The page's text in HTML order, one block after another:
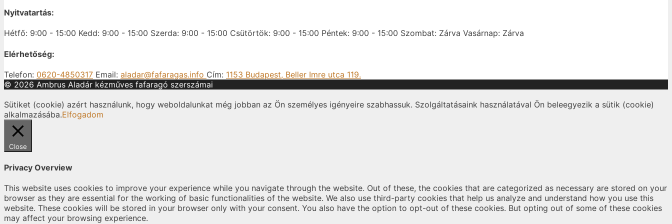
Nyitvatartás:
Hétfő: 9:00 - 15:00 Kedd: 9:00 - 15:00 Szerda: 9:00 - 15:00 Csütörtök: 9:00 - 15:00 Péntek: 9:00 - 15:00 Szombat: Zárva Vasárnap: Zárva
Elérhetőség:
Telefon: 0620-4850317 Email: aladar@fafaragas.info Cím: 1153 Budapest, Beller Imre utca 119.
© 2026 Ambrus Aladár kézműves fafaragó szerszámai
Sütiket (cookie) azért használunk, hogy weboldalunkat még jobban az Ön személyes igényeire szabhassuk. Szolgáltatásaink használatával Ön beleegyezik a sütik (cookie)
alkalmazásába.Elfogadom
Close
Privacy Overview
This website uses cookies to improve your experience while you navigate through the website. Out of these, the cookies that are categorized as necessary are stored on your
browser as they are essential for the working of basic functionalities of the website. We also use third-party cookies that help us analyze and understand how you use this
website. These cookies will be stored in your browser only with your consent. You also have the option to opt-out of these cookies. But opting out of some of these cookies
may affect your browsing experience.